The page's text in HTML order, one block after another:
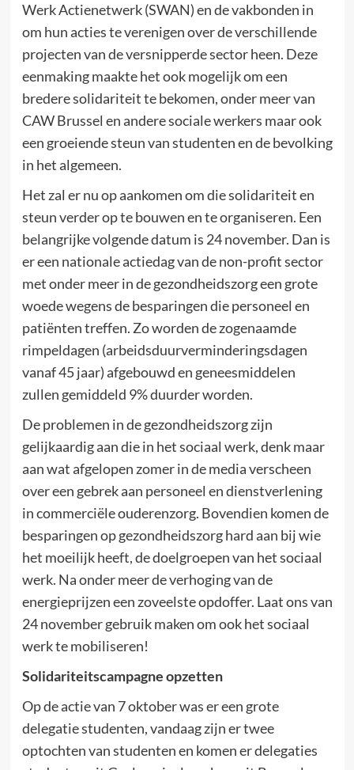
Werk Actienetwerk (SWAN) en de vakbonden in
om hun acties te verenigen over de verschillende
projecten van de versnipperde sector heen. Deze
eenmaking maakte het ook mogelijk om een
bredere solidariteit te bekomen, onder meer van
CAW Brussel en andere sociale werkers maar ook
een groeiende steun van studenten en de bevolking
in het algemeen.
Het zal er nu op aankomen om die solidariteit en
steun verder op te bouwen en te organiseren. Een
belangrijke volgende datum is 24 november. Dan is
er een nationale actiedag van de non-profit sector
met onder meer in de gezondheidszorg een grote
woede wegens de besparingen die personeel en
patiënten treffen. Zo worden de zogenaamde
rimpeldagen (arbeidsduurverminderingsdagen
vanaf 45 jaar) afgebouwd en geneesmiddelen
zullen gemiddeld 9% duurder worden.
De problemen in de gezondheidszorg zijn
gelijkaardig aan die in het sociaal werk, denk maar
aan wat afgelopen zomer in de media verscheen
over een gebrek aan personeel en dienstverlening
in commerciële ouderenzorg. Bovendien komen de
besparingen op gezondheidszorg hard aan bij wie
het moeilijk heeft, de doelgroepen van het sociaal
werk. Na onder meer de verhoging van de
energieprijzen een zoveelste opdoffer. Laat ons van
24 november gebruik maken om ook het sociaal
werk te mobiliseren!
Solidariteitscampagne opzetten
Op de actie van 7 oktober was er een grote
delegatie studenten, vandaag zijn er twee
optochten van studenten en komen er delegaties